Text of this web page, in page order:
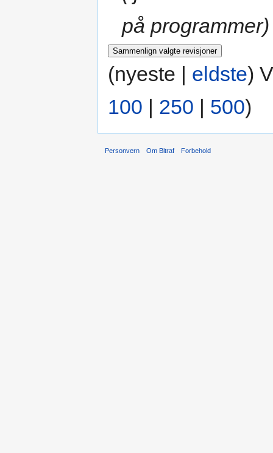
på programmer)
(nyeste | eldste)
100 | 250 | 500)
Personvern Om Bitraf Forbehold